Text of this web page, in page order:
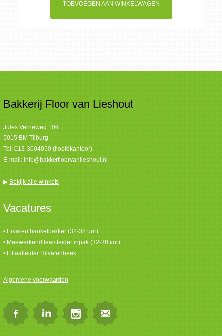
TOEVOEGEN AAN WINKELWAGEN
Bakkerij Floor van Lieshout
Jules Verneweg 106
5015 BM Tilburg
Tel: 013-3004050 (hoofdkantoor)
E-mail: info@bakkerfloorvanlieshout.nl
▶ Bekijk alle winkels
Vacatures
• Ervaren banketbakker (32-38 uur)
• Meewerkend teamleider inpak (32-38 uur)
• Filiaalleider Hilvarenbeek
Algemene voorwaarden